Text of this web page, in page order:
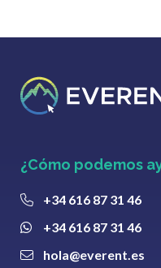
¿Cómo podemos
+34 616 87 31 46
+34 616 87 31 46
hola@everent.es